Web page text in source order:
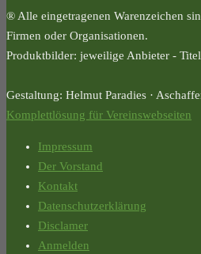
® Alle eingetragenen Warenzeichen
Firmen oder Organisationen.
Produktbilder: jeweilige Anbieter -
Gestaltung: Helmut Paradies ·
Komplettlösung für Vereinswebseiten
Impressum
Der Vorstand
Kontakt
Datenschutzerklärung
Disclamer
Anmelden